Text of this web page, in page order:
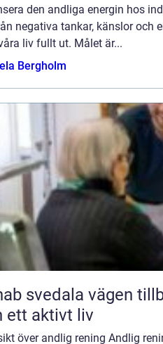
den andliga energin hos
negativa tankar, känslor och
liv fullt ut. Målet är...
Bergholm
vägen tillbaka till vardag, arbete
ett aktivt liv
över andlig rening Andlig